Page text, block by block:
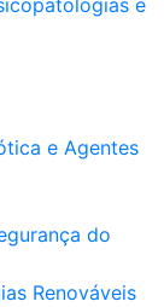
e
e Agentes
do
Renováveis